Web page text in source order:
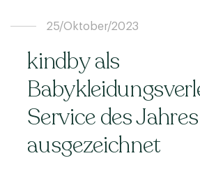
25/Oktober/2023
kindby als
Service des
ausgezeichnet